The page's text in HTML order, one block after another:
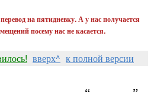
на пятидневку. А у нас получается
посему нас не касается.
вверх^ к полной версии